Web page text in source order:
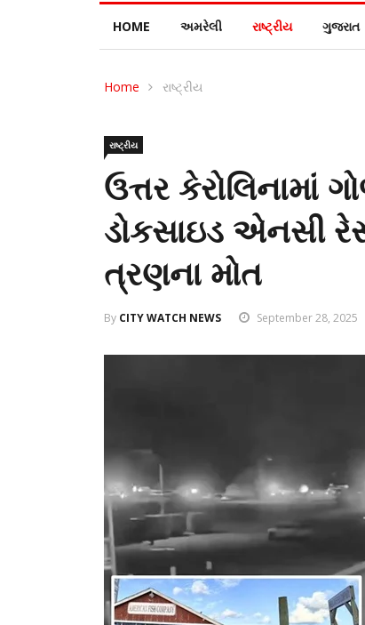
HOME અમરેલી રાષ્ટ્રીય ગુજરાત
Home રાષ્ટ્રીય
રાષ્ટ્રીય
ઉત્તર કેરોલિનામાં
ડોકસાઇડ એનસી
ત્રણના મોત
By CITY WATCH NEWS September 28, 2025